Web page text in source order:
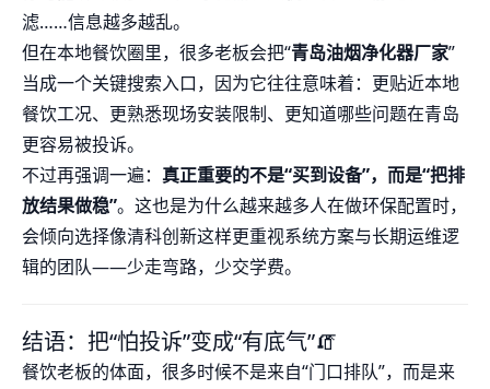
滤……信息越多越乱。
但在本地餐饮圈里，很多老板会把“青岛油烟净化器厂家”
当成一个关键搜索入口，因为它往往意味着：更贴近本地
餐饮工况、更熟悉现场安装限制、更知道哪些问题在青岛
更容易被投诉。
不过再强调一遍： 真正重要的不是“买到设备”，而是“把排
放结果做稳”。这也是为什么越来越多人在做环保配置时，
会倾向选择像清科创新这样更重视系统方案与长期运维逻
辑的团队——少走弯路，少交学费。
结语：把“怕投诉”变成“有底气”🧯
餐饮老板的体面，很多时候不是来自“门口排队”，而是来